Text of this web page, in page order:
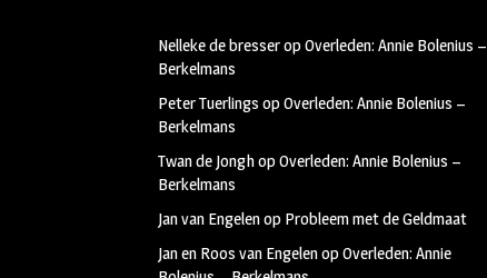
Nelleke de bresseropOverleden: Annie Bolenius –
Berkelmans
Peter Tuerlings opOverleden: Annie Bolenius –
Berkelmans
Twan de JonghopOverleden: Annie Bolenius –
Berkelmans
Jan van Engelenop Probleem met de Geldmaat
Jan en Roos van EngelenopOverleden: Annie